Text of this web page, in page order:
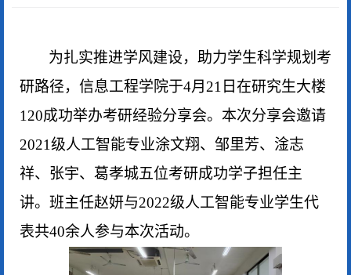
为扎实推进学风建设，助力学生科学规划考
研路径，信息工程学院于4月21日在研究生大楼
120成功举办考研经验分享会。本次分享会邀请
2021级人工智能专业涂文翔、邹里芳、淦志
祥、张宇、葛孝城五位考研成功学子担任主
讲。班主任赵妍与2022级人工智能专业学生代
表共40余人参与本次活动。